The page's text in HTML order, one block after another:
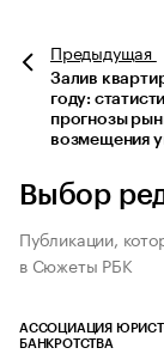
Предыдущая
Залив
году:
прогнозы
возмещения
Выбор
Публикации,
в Сюжеты РБК
АССОЦИАЦИЯ
БАНКРОТСТВА